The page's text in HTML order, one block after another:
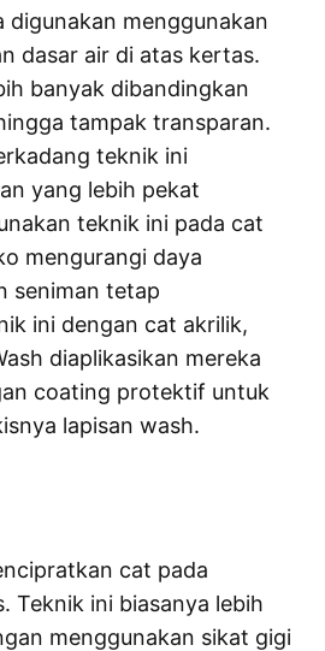
digunakan menggunakan
dasar air di atas kertas.
banyak dibandingkan
tampak transparan.
teknik ini
yang lebih pekat
teknik ini pada cat
mengurangi daya
seniman tetap
ini dengan cat akrilik,
diaplikasikan mereka
coating protektif untuk
lapisan wash.
cat pada
Teknik ini biasanya lebih
menggunakan sikat gigi